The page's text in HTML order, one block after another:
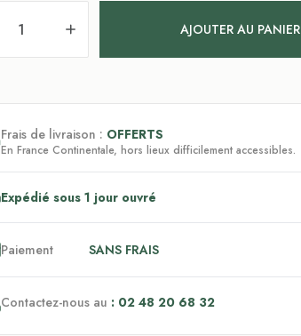
AJOUTER AU PANIER
Frais de livraison : OFFERTS
En France Continentale, hors lieux difficilement accessibles.
Expédié sous 1 jour ouvré
Paiement SANS FRAIS
Contactez-nous au : 02 48 20 68 32